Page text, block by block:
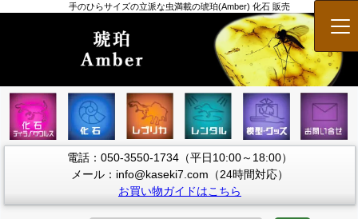
手のひらサイズの立派な虫満載の琥珀(Amber) 化石 販売
メ
電話：050-3550-1734（平日10:00～18:00）
メール：info@kaseki7.com（24時間対応）
お買い物ガイドはこちら